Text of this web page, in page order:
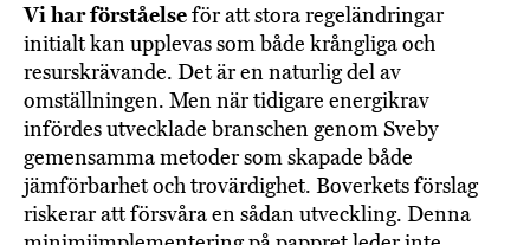
Vi har förståelseför att stora regeländringar
initialt kan upplevas som både krångliga och
resurskrävande. Det är en naturlig del av
omställningen. Men när tidigare energikrav
infördes utvecklade branschen genom Sveby
gemensamma metoder som skapade både
jämförbarhet och trovärdighet. Boverkets förslag
riskerar att försvåra en sådan utveckling. Denna